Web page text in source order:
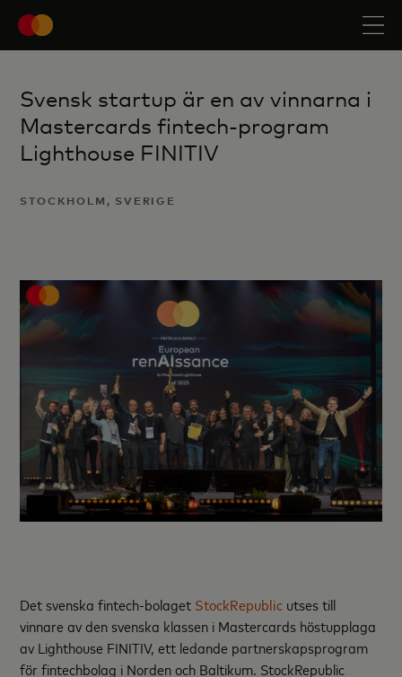
Svensk startup är en av vinnarna i
Mastercards fintech-program
Lighthouse FINITIV
STOCKHOLM, SVERIGE
Det svenska fintech-bolaget StockRepublic utses till
vinnare av den svenska klassen i Mastercards höstupplaga
av Lighthouse FINITIV,ett ledande partnerskapsprogram
för fintechbolag i Norden och Baltikum. StockRepublic